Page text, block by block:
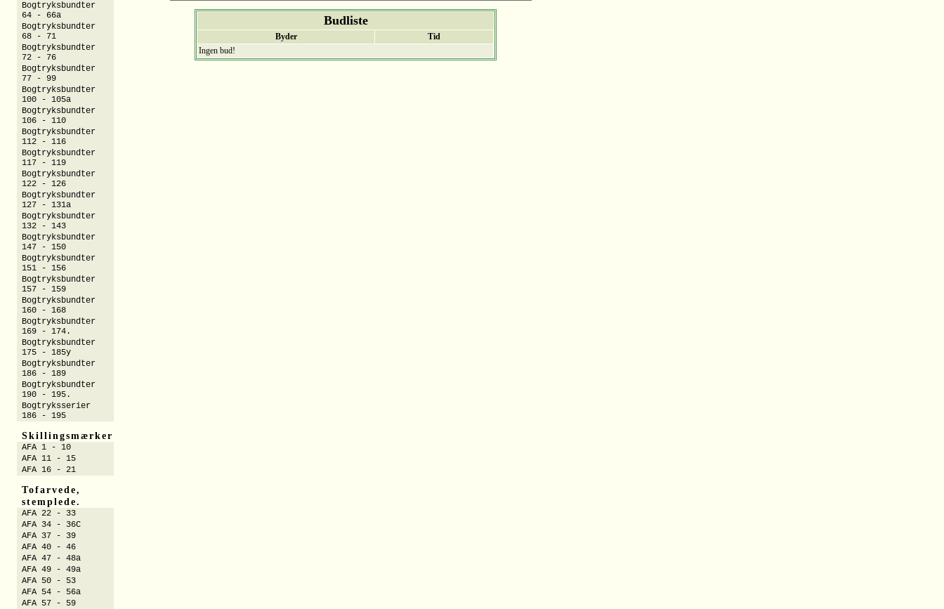
Budliste
Byder
Tid
Ingen bud!
Bogtryksbundter
64 - 66a
Bogtryksbundter
68 - 71
Bogtryksbundter
72 - 76
Bogtryksbundter
77 - 99
Bogtryksbundter
100 - 105a
Bogtryksbundter
106 - 110
Bogtryksbundter
112 - 116
Bogtryksbundter
117 - 119
Bogtryksbundter
122 - 126
Bogtryksbundter
127 - 131a
Bogtryksbundter
132 - 143
Bogtryksbundter
147 - 150
Bogtryksbundter
151 - 156
Bogtryksbundter
157 - 159
Bogtryksbundter
160 - 168
Bogtryksbundter
169 - 174.
Bogtryksbundter
175 - 185y
Bogtryksbundter
186 - 189
Bogtryksbundter
190 - 195.
Bogtryksserier
186 - 195
Skillingsmærker
AFA 1 - 10
AFA 11 - 15
AFA 16 - 21
Tofarvede,
stemplede.
AFA 22 - 33
AFA 34 - 36C
AFA 37 - 39
AFA 40 - 46
AFA 47 - 48a
AFA 49 - 49a
AFA 50 - 53
AFA 54 - 56a
AFA 57 - 59